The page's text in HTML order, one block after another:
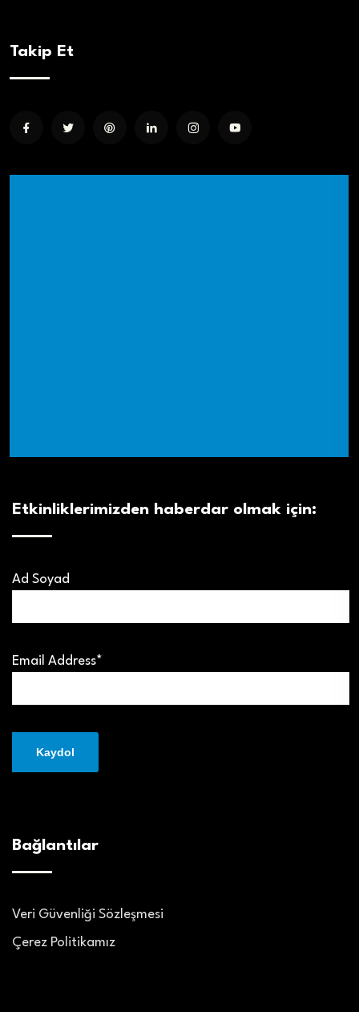
Takip Et
Etkinliklerimizden haberdar olmak için:
Ad Soyad
Email Address*
Bağlantılar
Veri Güvenliği Sözleşmesi
Çerez Politikamız